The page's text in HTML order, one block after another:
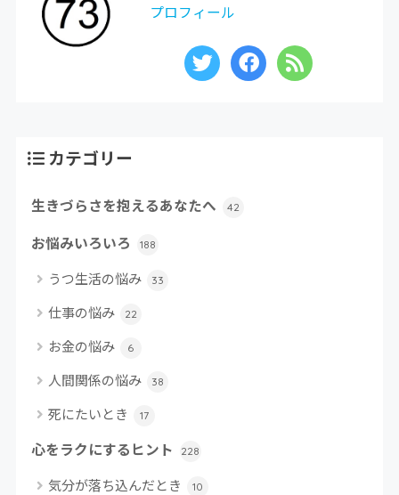
プロフィール
カテゴリー
生きづらさを抱えるあなたへ 42
お悩みいろいろ 188
うつ生活の悩み 33
仕事の悩み 22
お金の悩み 6
人間関係の悩み 38
死にたいとき 17
心をラクにするヒント 228
気分が落ち込んだとき 10